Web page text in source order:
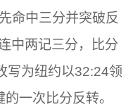
命中三分并突破反
中两记三分，比分
写为纽约以32:24领
一次比分反转。